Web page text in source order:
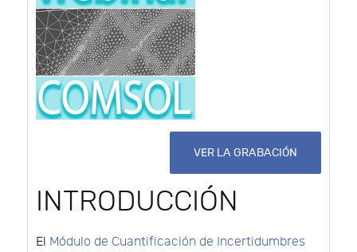
VER LA GRABACIÓN
INTRODUCCIÓN
El Módulo de Cuantificación de Incertidumbres